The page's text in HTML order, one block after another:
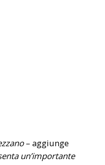
– aggiunge
un’importante